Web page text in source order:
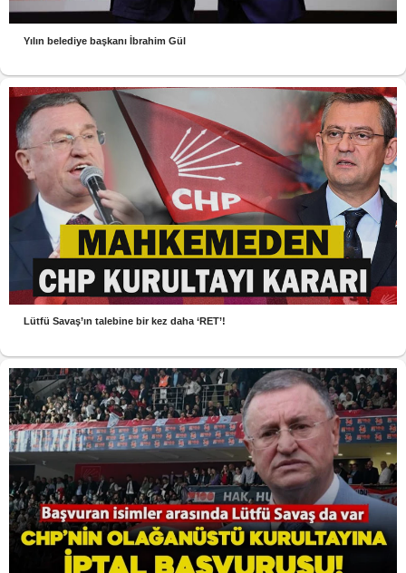
Yılın belediye başkanı İbrahim Gül
Lütfü Savaş’ın talebine bir kez daha ‘RET’!